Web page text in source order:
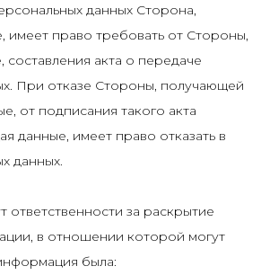
данных Сторона,
имеет право требовать от Стороны,
акта о передаче
При отказе Стороны, получающей
от подписания такого акта
данные, имеет право отказать в
данных.
ответственности за раскрытие
в отношении которой могут
была: